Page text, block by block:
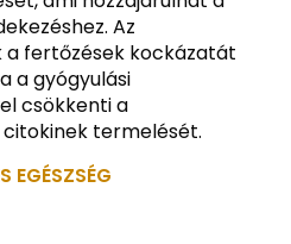
Az
a fertőzések kockázatát
a gyógyulási
csökkenti a
termelését.
EGÉSZSÉG